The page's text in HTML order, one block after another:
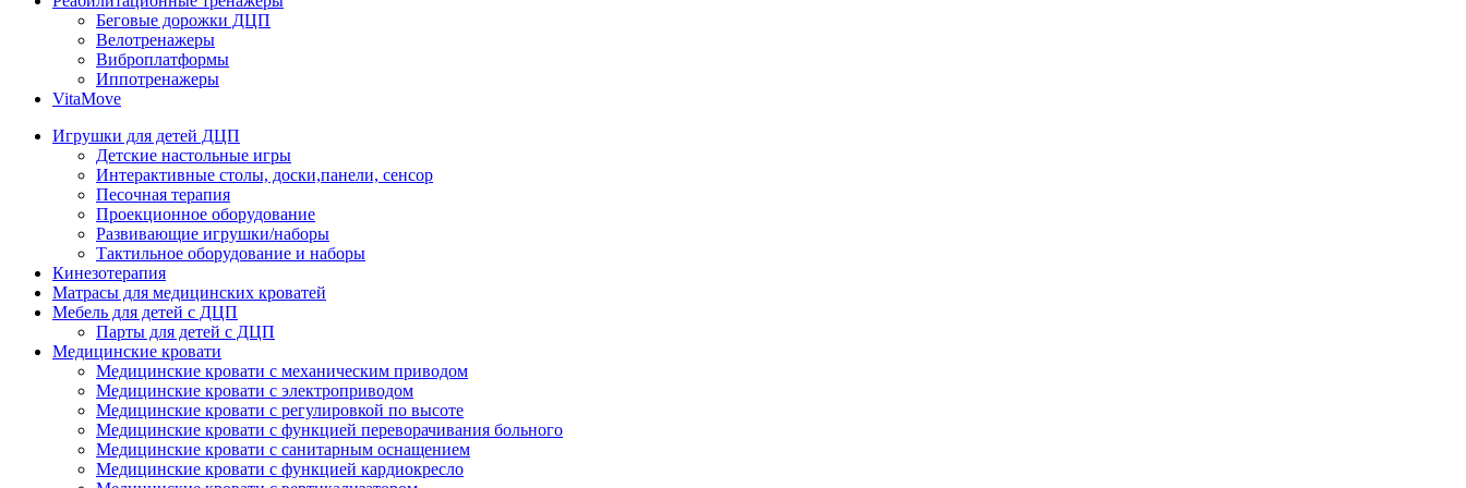
Беговые дорожки ДЦП
Велотренажеры
Виброплатформы
Иппотренажеры
VitaMove
Игрушки для детей ДЦП
Детские настольные игры
Интерактивные столы, доски,панели, сенсор
Песочная терапия
Проекционное оборудование
Развивающие игрушки/наборы
Тактильное оборудование и наборы
Кинезотерапия
Матрасы для медицинских кроватей
Мебель для детей с ДЦП
Парты для детей с ДЦП
Медицинские кровати
Медицинские кровати с механическим приводом
Медицинские кровати с электроприводом
Медицинские кровати с регулировкой по высоте
Медицинские кровати с функцией переворачивания больного
Медицинские кровати с санитарным оснащением
Медицинские кровати с функцией кардиокресло